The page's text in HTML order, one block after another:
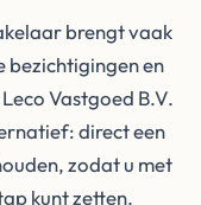
brengt vaak
bezichtigingen en
Vastgoed B.V.
direct een
zodat u met
kunt zetten.